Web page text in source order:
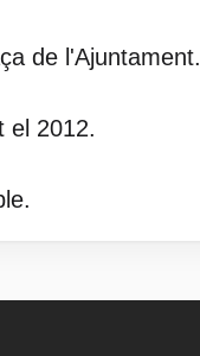
de l'Ajuntament.
el 2012.